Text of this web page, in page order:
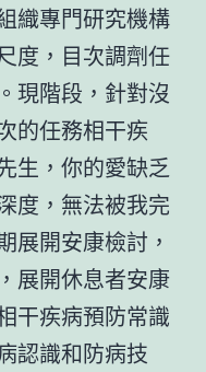
織專門研究機構
度，目次調劑任
現階段，針對沒
的任務相干疾
生，你的愛缺乏
度，無法被我完
展開安康檢討，
展開休息者安康
干疾病預防常識
認識和防病技